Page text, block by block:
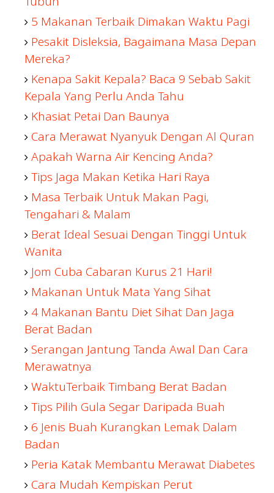
5 Makanan Terbaik Dimakan Waktu Pagi
Pesakit Disleksia, Bagaimana Masa Depan
Mereka?
Kenapa Sakit Kepala? Baca 9 Sebab Sakit
Kepala Yang Perlu Anda Tahu
Khasiat Petai Dan Baunya
Cara Merawat Nyanyuk Dengan Al Quran
Apakah Warna Air Kencing Anda?
Tips Jaga Makan Ketika Hari Raya
Masa Terbaik Untuk Makan Pagi,
Tengahari & Malam
Berat Ideal Sesuai Dengan Tinggi Untuk
Wanita
Jom Cuba Cabaran Kurus 21 Hari!
Makanan Untuk Mata Yang Sihat
4 Makanan Bantu Diet Sihat Dan Jaga
Berat Badan
Serangan Jantung Tanda Awal Dan Cara
Merawatnya
WaktuTerbaik Timbang Berat Badan
Tips Pilih Gula Segar Daripada Buah
6 Jenis Buah Kurangkan Lemak Dalam
Badan
Peria Katak Membantu Merawat Diabetes
Cara Mudah Kempiskan Perut